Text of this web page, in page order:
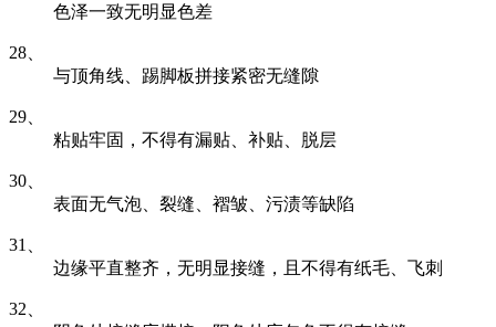
色泽一致无明显色差
28、
与顶角线、踢脚板拼接紧密无缝隙
29、
粘贴牢固，不得有漏贴、补贴、脱层
30、
表面无气泡、裂缝、褶皱、污渍等缺陷
31、
边缘平直整齐，无明显接缝，且不得有纸毛、飞刺
32、